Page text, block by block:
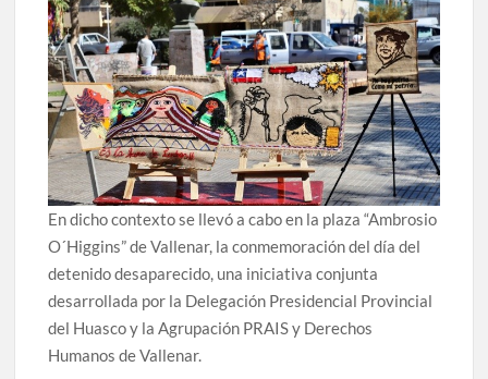
En dicho contexto se llevó a cabo en la plaza “Ambrosio
O´Higgins” de Vallenar, la conmemoración del día del
detenido desaparecido, una iniciativa conjunta
desarrollada por la Delegación Presidencial Provincial
del Huasco y la Agrupación PRAIS y Derechos
Humanos de Vallenar.